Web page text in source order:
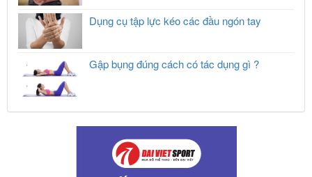
Dụng cụ tập lực kéo các đầu ngón tay
Gập bụng đúng cách có tác dụng gì ?